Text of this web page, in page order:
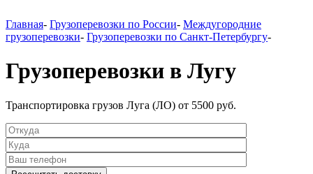
Главная- Грузоперевозки по России- Междугородние
грузоперевозки- Грузоперевозки по Санкт-Петербургу-
Грузоперевозки в Лугу
Транспортировка грузов Луга (ЛО) от 5500 руб.